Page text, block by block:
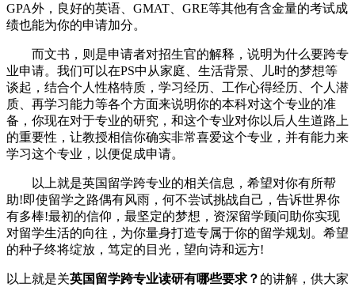
GPA外，良好的英语、GMAT、GRE等其他有含金量的考试成
绩也能为你的申请加分。
而文书，则是申请者对招生官的解释，说明为什么要跨专
业申请。我们可以在PS中从家庭、生活背景、儿时的梦想等
谈起，结合个人性格特质，学习经历、工作心得经历、个人潜
质、再学习能力等各个方面来说明你的本科对这个专业的准
备，你现在对于专业的研究，和这个专业对你以后人生道路上
的重要性，让教授相信你确实非常喜爱这个专业，并有能力来
学习这个专业，以便促成申请。
以上就是英国留学跨专业的相关信息，希望对你有所帮
助!即使留学之路偶有风雨，何不尝试挑战自己，告诉世界你
有多棒!最初的信仰，最坚定的梦想，资深留学顾问助你实现
对留学生活的向往，为你量身打造专属于你的留学规划。希望
的种子终将绽放，笃定的目光，望向诗和远方!
以上就是关英国留学跨专业读研有哪些要求？ 的讲解，供大家